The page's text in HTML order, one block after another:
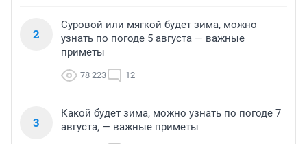
2
Суровой или мягкой будет зима, можно
узнать по погоде 5 августа — важные
приметы
78 223 12
3
Какой будет зима, можно узнать по погоде 7
августа, — важные приметы